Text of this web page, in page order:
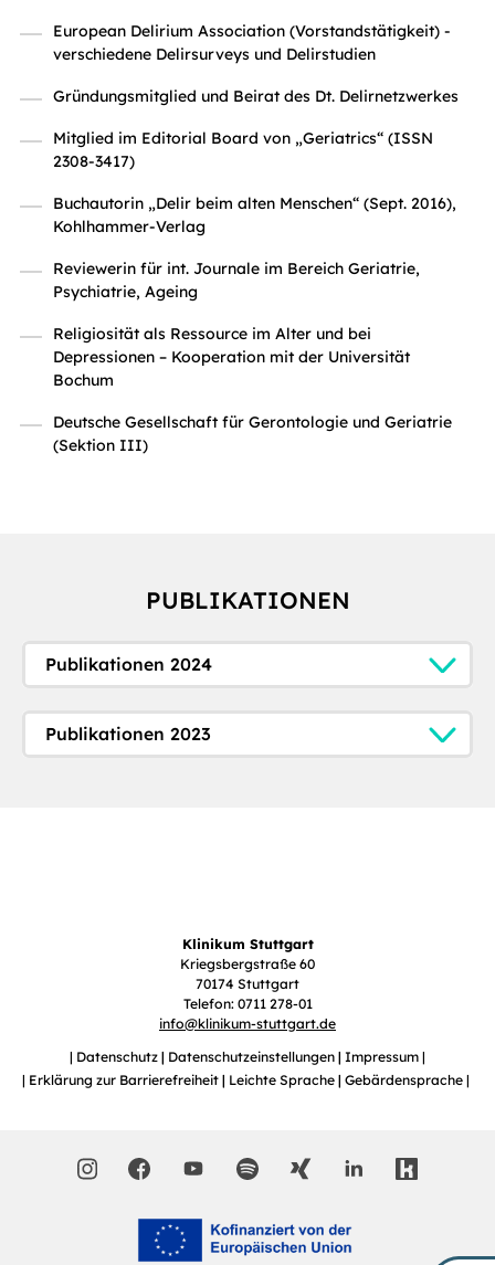
European Delirium Association (Vorstandstätigkeit) -
verschiedene Delirsurveys und Delirstudien
Gründungsmitglied und Beirat des Dt. Delirnetzwerkes
Mitglied im Editorial Board von „Geriatrics“ (ISSN
2308-3417)
Buchautorin „Delir beim alten Menschen“ (Sept. 2016),
Kohlhammer-Verlag
Reviewerin für int. Journale im Bereich Geriatrie,
Psychiatrie, Ageing
Religiosität als Ressource im Alter und bei
Depressionen – Kooperation mit der Universität
Bochum
Deutsche Gesellschaft für Gerontologie und Geriatrie
(Sektion III)
PUBLIKATIONEN
Publikationen 2024
Publikationen 2023
Klinikum Stuttgart
Kriegsbergstraße 60
70174 Stuttgart
Telefon: 0711 278-01
info@klinikum-stuttgart.de
Datenschutz
Datenschutzeinstellungen Impressum
Erklärung zur Barrierefreiheit
Leichte Sprache Gebärdensprache